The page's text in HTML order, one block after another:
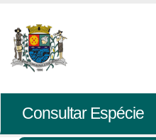
Consultar Espécie